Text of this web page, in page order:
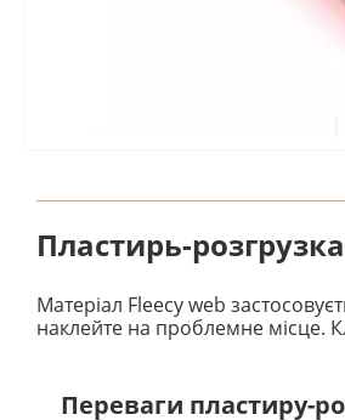
Пластирь-
Матеріал Fleecy web
наклейте на проблемне місце.
⠀ Переваги пластиру-